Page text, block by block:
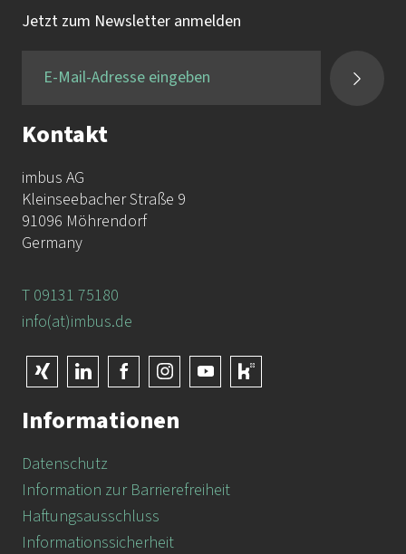
Jetzt zum Newsletter anmelden
Kontakt
imbus AG
Kleinseebacher Straße 9
91096 Möhrendorf
Germany
T 09131 75180
info(at)imbus.de
Informationen
Datenschutz
Information zur Barrierefreiheit
Haftungsausschluss
Informationssicherheit